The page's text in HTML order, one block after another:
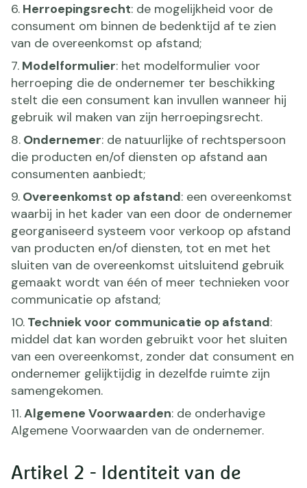
6. Herroepingsrecht: de mogelijkheid voor de
consument om binnen de bedenktijd af te zien
van de overeenkomst op afstand;
7. Modelformulier: het modelformulier voor
herroeping die de ondernemer ter beschikking
stelt die een consument kan invullen wanneer hij
gebruik wil maken van zijn herroepingsrecht.
8. Ondernemer: de natuurlijke of rechtspersoon
die producten en/of diensten op afstand aan
consumenten aanbiedt;
9. Overeenkomst op afstand: een overeenkomst
waarbij in het kader van een door de ondernemer
georganiseerd systeem voor verkoop op afstand
van producten en/of diensten, tot en met het
sluiten van de overeenkomst uitsluitend gebruik
gemaakt wordt van één of meer technieken voor
communicatie op afstand;
10. Techniek voor communicatie op afstand:
middel dat kan worden gebruikt voor het sluiten
van een overeenkomst, zonder dat consument en
ondernemer gelijktijdig in dezelfde ruimte zijn
samengekomen.
11.Algemene Voorwaarden: de onderhavige
Algemene Voorwaarden van de ondernemer.
Artikel 2 - Identiteit van de